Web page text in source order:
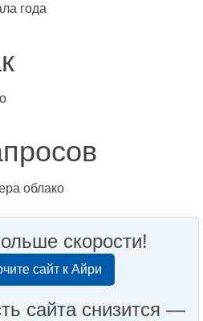
года
облако
скорости!
сайт к Айри
сайта снизится —